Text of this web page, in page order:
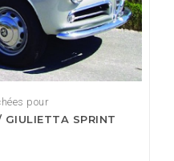
pour
GIULIETTA SPRINT